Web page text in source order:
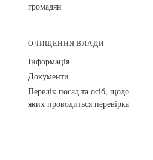
громадян
ОЧИЩЕННЯ ВЛАДИ
Інформація
Документи
Перелік посад та осіб, щодо
яких проводиться перевірка